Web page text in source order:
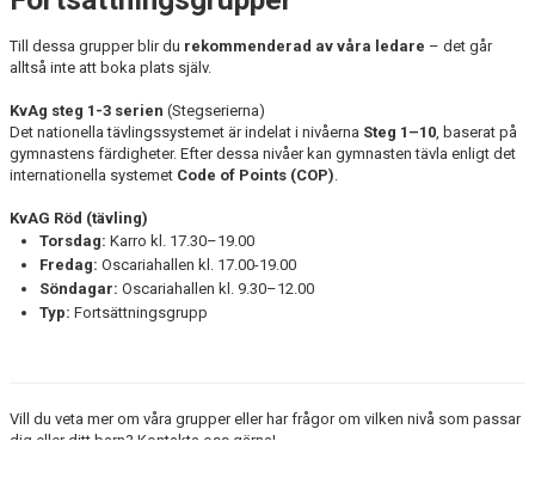
Till dessa grupper blir du rekommenderad av våra ledare – det går
alltså inte att boka plats själv.
KvAg steg 1-3 serien (Stegserierna)
Det nationella tävlingssystemet är indelat i nivåerna Steg 1–10, baserat på
gymnastens färdigheter. Efter dessa nivåer kan gymnasten tävla enligt det
internationella systemet Code of Points (COP).
KvAG Röd (tävling)
Torsdag: Karro kl. 17.30–19.00
Fredag: Oscariahallen kl. 17.00-19.00
Söndagar: Oscariahallen kl. 9.30–12.00
Typ: Fortsättningsgrupp
Vill du veta mer om våra grupper eller har frågor om vilken nivå som passar
dig eller ditt barn? Kontakta oss gärna!